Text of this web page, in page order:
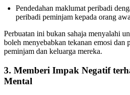
Pendedahan maklumat peribadi
peribadi peminjam kepada orang
Perbuatan ini bukan sahaja menyalahi
boleh menyebabkan tekanan emosi dan
peminjam dan keluarga mereka.
3. Memberi Impak Negatif
Mental